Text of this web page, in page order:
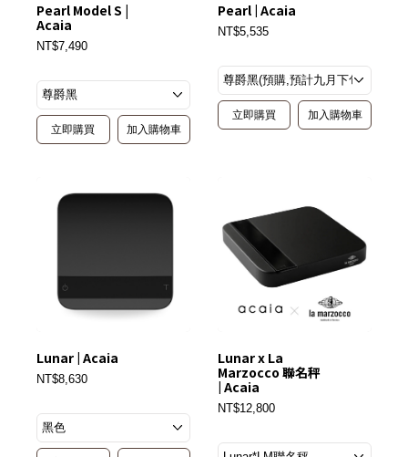
Pearl Model S |
Acaia
NT$7,490
立即購買 加入購物車
Pearl | Acaia
NT$5,535
立即購買 加入購物車
Lunar | Acaia
NT$8,630
Lunar x La
Marzocco 聯名秤
| Acaia
NT$12,800